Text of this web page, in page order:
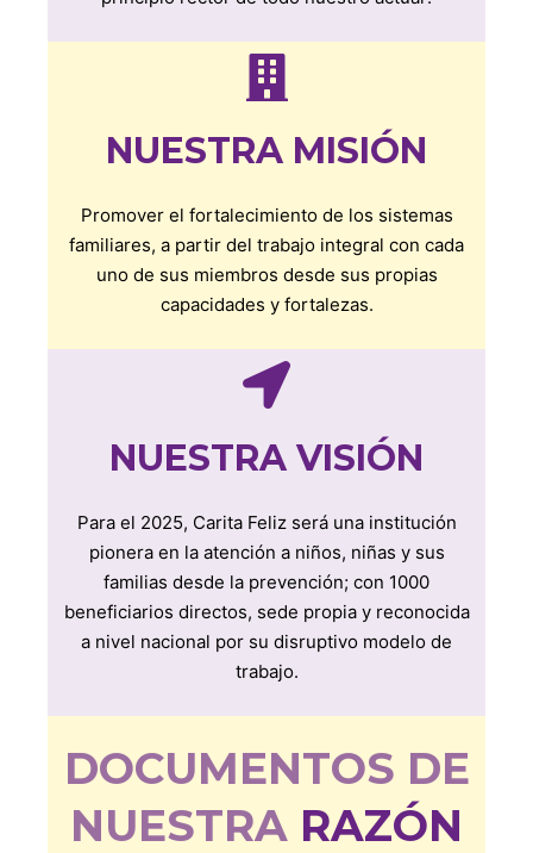
NUESTRA MISIÓN
Promover el fortalecimiento de los sistemas
familiares, a partir del trabajo integral con cada
uno de sus miembros desde sus propias
capacidades y fortalezas.
NUESTRA VISIÓN
Para el 2025, Carita Feliz será una institución
pionera en la atención a niños, niñas y sus
familias desde la prevención; con 1000
beneficiarios directos, sede propia y reconocida
a nivel nacional por su disruptivo modelo de
trabajo.
DOCUMENTOS DE
NUESTRA RAZÓN